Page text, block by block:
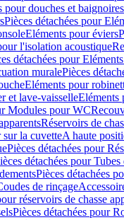
pour douches et baignoires
Pièces détachées pour
Eléments pour éviers
l'isolation acoustique
détachées pour
muralePièces
Eléments pour
et lave-vaisselleEléments
Modules pour WC
Réservoirs de
sur la cuvetteA haute
Pièces détachées pour
détachées pour
Pièces détachées
de rinçage
réservoirs de chasse
Pièces détachées pour